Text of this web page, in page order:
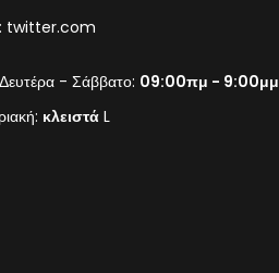
: twitter.com
Δευτέρα - Σάββατο: 09:00πμ - 9:00μμ
κλειστά L